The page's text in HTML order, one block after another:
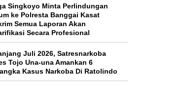
Singkoyo Minta Perlindungan
ke Polresta Banggai Kasat
Semua Laporan Akan
Secara Profesional
Juli 2026, Satresnarkoba
Tojo Una-una Amankan 6
Kasus Narkoba Di Ratolindo